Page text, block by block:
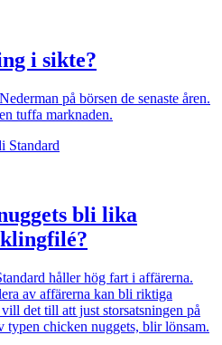
i sikte?
på börsen de senaste åren.
tuffa marknaden.
Standard
bli lika
håller hög fart i affärerna.
av affärerna kan bli riktiga
det till att just storsatsningen på
typen chicken nuggets, blir lönsam.